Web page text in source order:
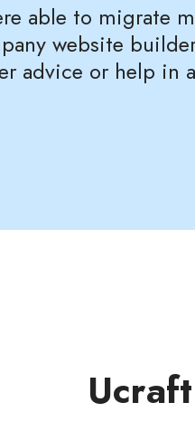
able to migrate
website
advice or help in